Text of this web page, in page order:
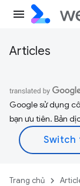
Articles
Google sử dụng
bạn ưu tiên. Bản
Trang chủ